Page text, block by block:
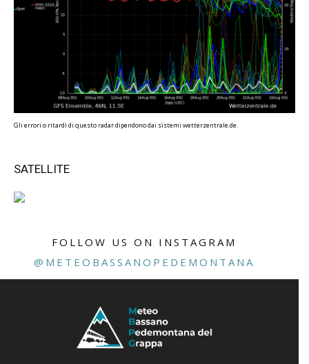
Gli errori o ritardi di questo radar dipendono dai sistemi wetterzentrale.de.
SATELLITE
FOLLOW US ON INSTAGRAM
@METEOBASSANOPEDEMONTANA